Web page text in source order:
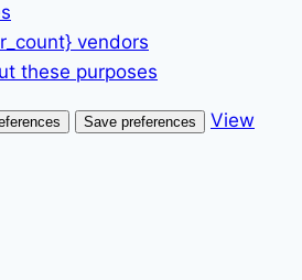
vendors
these purposes
Save preferences
View